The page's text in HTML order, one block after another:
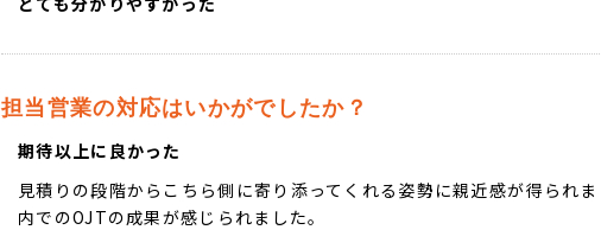
担当営業の対応はいかがでしたか？
期待以上に良かった
見積りの段階からこちら側に寄り添ってくれる姿勢に親近感が得られ
内でのOJTの成果が感じられました。